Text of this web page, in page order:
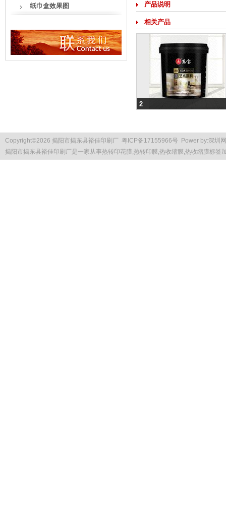
纸巾盒效果图 产品说明
相关产品
2
Copyright©2026 揭阳市揭东县裕佳印刷厂 粤ICP备17155966号 Power by:深圳
揭阳市揭东县裕佳印刷厂是一家从事热转印花膜,热转印膜,热收缩膜,热收缩膜标签